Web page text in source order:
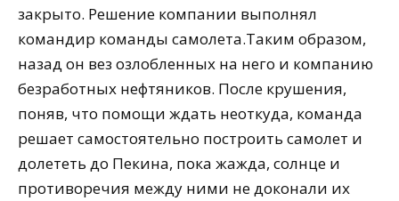
закрыто. Решение компании выполнял
командир команды самолета.Таким образом,
назад он вез озлобленных на него и компанию
безработных нефтяников. После крушения,
поняв, что помощи ждать неоткуда, команда
решает самостоятельно построить самолет и
долететь до Пекина, пока жажда, солнце и
противоречия между ними не доконали их